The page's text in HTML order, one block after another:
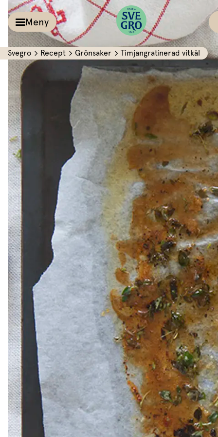
Meny
Recept
Örter &
Sallat
Inspiration
Vårt
Växthus
Vårt ansvar
Om oss
Kalla såser &
Pesto
Röror
Kalla såser
Aioli
Dipp
Dressingar
Dressing
Vinägrett
Örtolja
Svegro Recept Grönsaker Timjangratinerad vitkål